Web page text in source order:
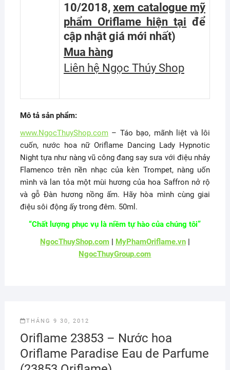
10/2018,xem catalogue mỹ
phẩm Oriflame hiện tại để
cập nhật giá mới nhất)
Mua hàng
Liên hệ Ngọc Thúy Shop
Mô tả sản phẩm:
www.NgocThuyShop.com– Táo bạo, mãnh liệt và lôi
cuốn, nước hoa nữ Oriflame Dancing Lady Hypnotic
Night tựa như nàng vũ công đang say sưa với điệu nhảy
Flamenco trên nền nhạc của kèn Trompet, nàng uốn
mình và lan tỏa một mùi hương của hoa Saffron nở rộ
và gỗ Đàn hương nồng ấm. Hãy hòa mình cùng giai
điệu sôi động ấy trong đêm. 50ml.
“Chất lượng phục vụ là niềm tự hào của chúng tôi”
NgocThuyShop.com| MyPhamOriflame.vn|
NgocThuyGroup.com
THÁNG 9 30, 2012
Oriflame 23853 – Nước hoa
Oriflame Paradise Eau de Parfume